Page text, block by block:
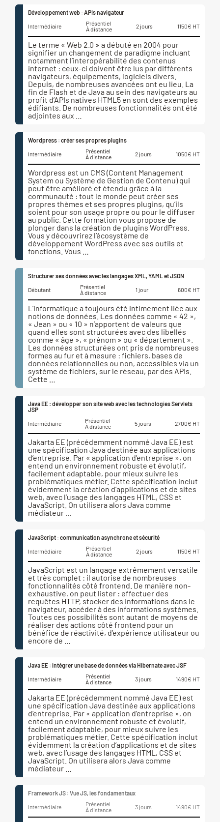
Développement web : APIs navigateur
Intermédiaire
Présentiel
À distance
2 jours 1150€ HT
Le terme « Web 2.0 » a débuté en 2004 pour
signifier un changement de paradigme incluant
notamment l’interopérabilité des contenus
internet : ceux-ci doivent être lus par différents
navigateurs, équipements, logiciels divers.
Depuis, de nombreuses avancées ont eu lieu. La
fin de Flash et de Java au sein des navigateurs au
profit d’APIs natives HTML5 en sont des exemples
édifiants. De nombreuses fonctionnalités ont été
adjointes aux …
Wordpress : créer ses propres plugins
Intermédiaire
Présentiel
À distance
2 jours 1050€ HT
Wordpress est un CMS (Content Management
System ou Système de Gestion de Contenu) qui
peut être amélioré et étendu grâce à la
communauté : tout le monde peut créer ses
propres thèmes et ses propres plugins, qu’ils
soient pour son usage propre ou pour le diffuser
au public. Cette formation vous propose de
plonger dans la création de plugins WordPress.
Vous y découvrirez l’écosystème de
développement WordPress avec ses outils et
fonctions. Vous …
Structurer ses données avec les langages XML, YAML et JSON
Débutant
Présentiel
À distance
1 jour 600€ HT
L’informatique a toujours été intimement liée aux
notions de données. Les données comme « 42 »,
« Jean » ou « 10 » n’apportent de valeurs que
quand elles sont structurées avec des libellés
comme « âge », « prénom » ou « département ».
Les données structurées ont pris de nombreuses
formes au fur et à mesure : fichiers, bases de
données relationnelles ou non, accessibles via un
système de fichiers, sur le réseau, par des APIs.
Cette …
Java EE : développer son site web avec les technologies Servlets
JSP
Intermédiaire
Présentiel
À distance
5 jours 2700€ HT
Jakarta EE (précédemment nommé Java EE) est
une spécification Java destinée aux applications
d’entreprise. Par « application d’entreprise », on
entend un environnement robuste et évolutif,
facilement adaptable, pour mieux suivre les
problématiques métier. Cette spécification inclut
évidemment la création d’applications et de sites
web, avec l’usage des langages HTML, CSS et
JavaScript. On utilisera alors Java comme
médiateur …
JavaScript : communication asynchrone et sécurité
Intermédiaire
Présentiel
À distance
2 jours 1150€ HT
JavaScript est un langage extrêmement versatile
et très complet : il autorise de nombreuses
fonctionnalités côté frontend. De manière non-
exhaustive, on peut lister : effectuer des
requêtes HTTP, stocker des informations dans le
navigateur, accéder à des informations systèmes.
Toutes ces possibilités sont autant de moyens de
réaliser des actions côté frontend pour un
bénéfice de réactivité, d’expérience utilisateur ou
encore de …
Java EE : intégrer une base de données via Hibernate avec JSF
Intermédiaire
Présentiel
À distance
3 jours 1490€ HT
Jakarta EE (précédemment nommé Java EE) est
une spécification Java destinée aux applications
d’entreprise. Par « application d’entreprise », on
entend un environnement robuste et évolutif,
facilement adaptable, pour mieux suivre les
problématiques métier. Cette spécification inclut
évidemment la création d’applications et de sites
web, avec l’usage des langages HTML, CSS et
JavaScript. On utilisera alors Java comme
médiateur …
Framework JS : Vue JS, les fondamentaux
Intermédiaire
Présentiel
À distance
3 jours 1490€ HT